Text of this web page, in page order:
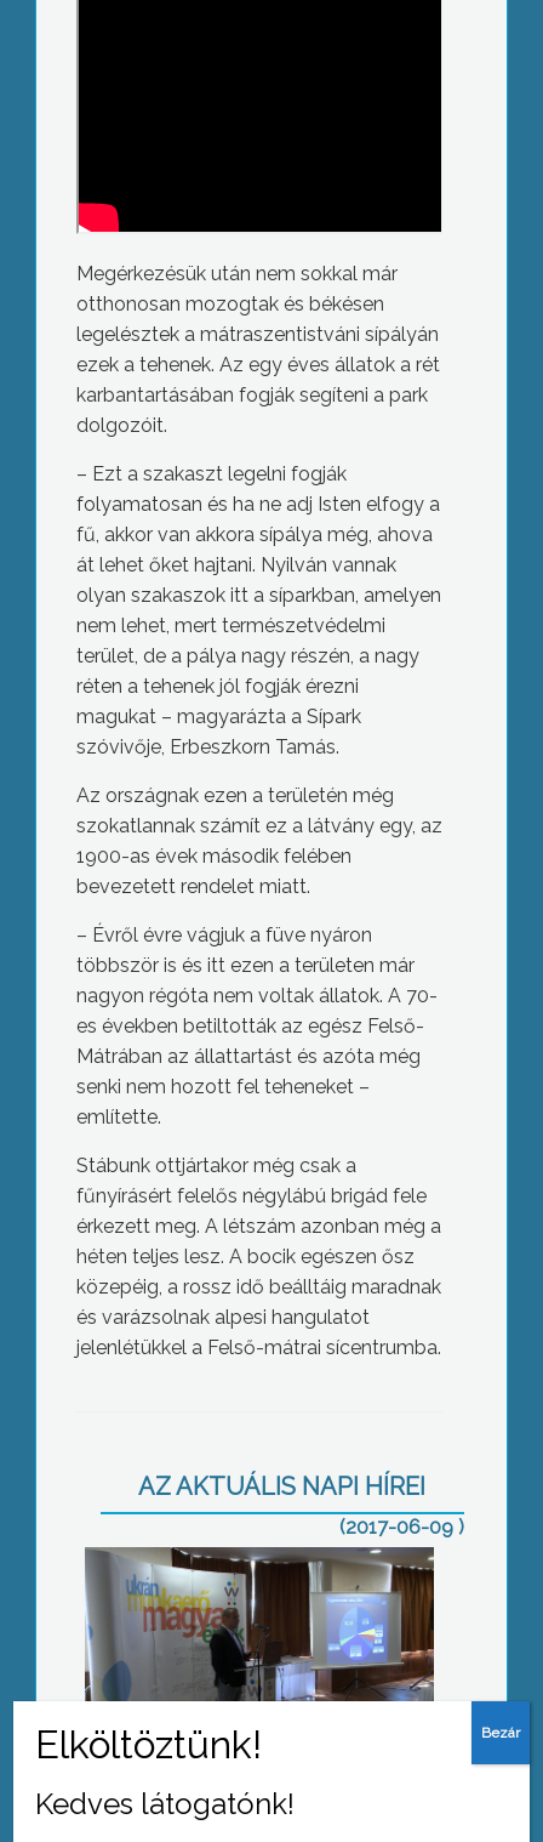
Megérkezésük után nem sokkal már
otthonosan mozogtak és békésen
legelésztek a mátraszentistváni sípályán
ezek a tehenek. Az egy éves állatok a rét
karbantartásában fogják segíteni a park
dolgozóit.
– Ezt a szakaszt legelni fogják
folyamatosan és ha ne adj Isten elfogy a
fű, akkor van akkora sípálya még, ahova
át lehet őket hajtani. Nyilván vannak
olyan szakaszok itt a síparkban, amelyen
nem lehet, mert természetvédelmi
terület, de a pálya nagy részén, a nagy
réten a tehenek jól fogják érezni
magukat – magyarázta a Sípark
szóvivője, Erbeszkorn Tamás.
Az országnak ezen a területén még
szokatlannak számít ez a látvány egy, az
1900-as évek második felében
bevezetett rendelet miatt.
– Évről évre vágjuk a füve nyáron
többször is és itt ezen a területen már
nagyon régóta nem voltak állatok. A 70-
es években betiltották az egész Felső-
Mátrában az állattartást és azóta még
senki nem hozott fel teheneket –
említette.
Stábunk ottjártakor még csak a
fűnyírásért felelős négylábú brigád fele
érkezett meg. A létszám azonban még a
héten teljes lesz. A bocik egészen ősz
közepéig, a rossz idő beálltáig maradnak
és varázsolnak alpesi hangulatot
jelenlétükkel a Felső-mátrai sícentrumba.
AZ AKTUÁLIS NAPI HÍREI
(2017-06-09 )
Fontos a segítség
Elkészült a gyermekmedence
Kedves látogatónk!